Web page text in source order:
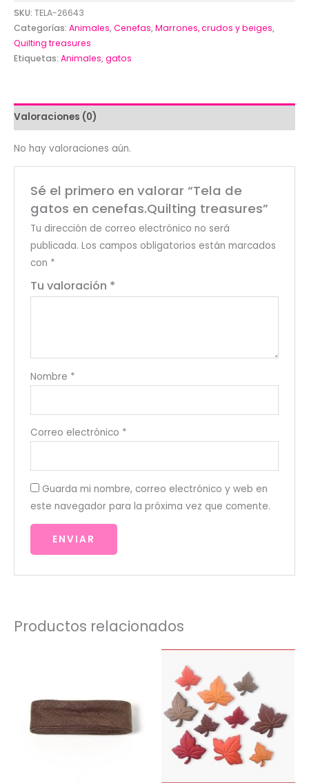
gatos
en
cenefas.Quilting
treasures
SKU: TELA-26643
Categorías: Animales,Cenefas,Marrones, crudos y beiges,
Quilting treasures
Etiquetas: Animales,gatos
Valoraciones (0)
No hay valoraciones aún.
Sé el primero en valorar “Tela de
gatos en cenefas.Quilting treasures”
Tu dirección de correo electrónico no será
publicada. Los campos obligatorios están marcados
con *
Tu valoración *
Nombre *
Correo electrónico *
Guarda mi nombre, correo electrónico y web en
este navegador para la próxima vez que comente.
Productos relacionados